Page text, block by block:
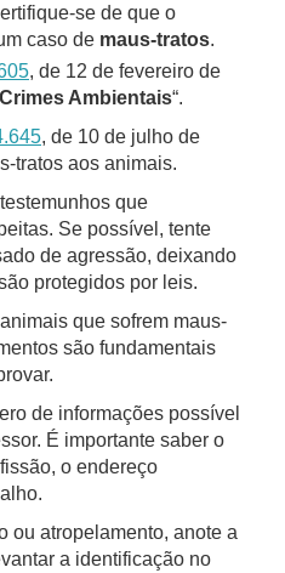
se de que o
caso de maus-tratos.
, de 12 de fevereiro de
Ambientais“.
, de 10 de julho de
tratos aos animais.
que
Se possível, tente
de agressão, deixando
protegidos por leis.
que sofrem maus-
são fundamentais
de informações possível
É importante saber o
o endereço
ou atropelamento, anote a
a identificação no